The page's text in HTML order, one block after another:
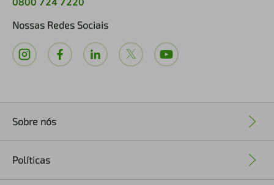
Nossas Redes Sociais
Sobre nós
Políticas